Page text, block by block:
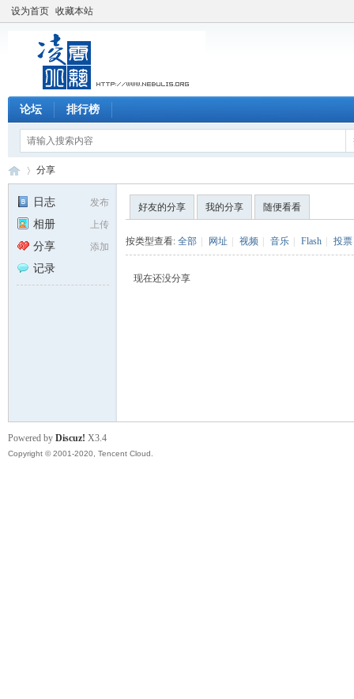
设为首页 收藏本站
论坛 排行榜
分享
发布
日志
上传
相册
添加
分享
记录
好友的分享 我的分享 随便看看
按类型查看: 全部 网址 视频 音乐 Flash 投票
现在还没分享
Powered by Discuz! X3.4
Copyright © 2001-2020, Tencent Cloud.